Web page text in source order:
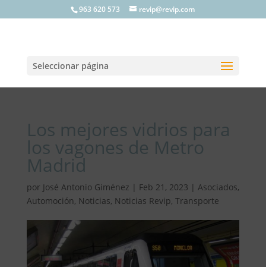
963 620 573 revip@revip.com
Seleccionar página
Los mejores vidrios para
los vagones de Metro
Madrid
por José Antonio Giménez | Feb 21, 2023 | Asociados,
Automoción, Noticias, Noticias Revip, Transporte